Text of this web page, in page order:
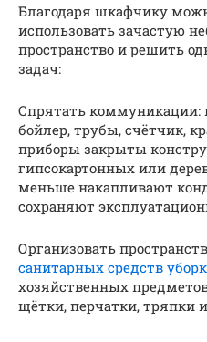
Благодаря шкафчику
использовать зачастую
пространство и решить
задач:
Спрятать коммуникации:
бойлер, трубы, счётчик,
приборы закрыты
гипсокартонных или
меньше накапливают
сохраняют
Организовать
санитарных средств
хозяйственных
щётки, перчатки, тряпки